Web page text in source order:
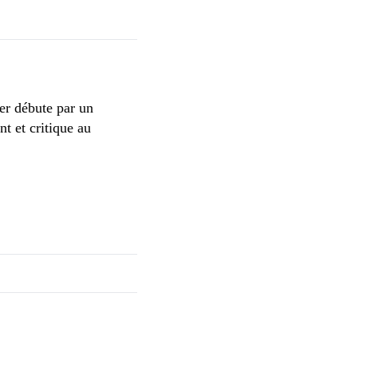
débute par un
et critique au